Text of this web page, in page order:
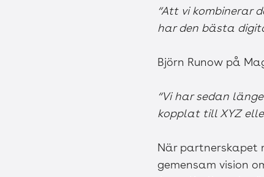
“Att vi kombinerar
har den bästa
Björn Runow på
“Vi har sedan
kopplat till XYZ
När partnerskapet
gemensam vision